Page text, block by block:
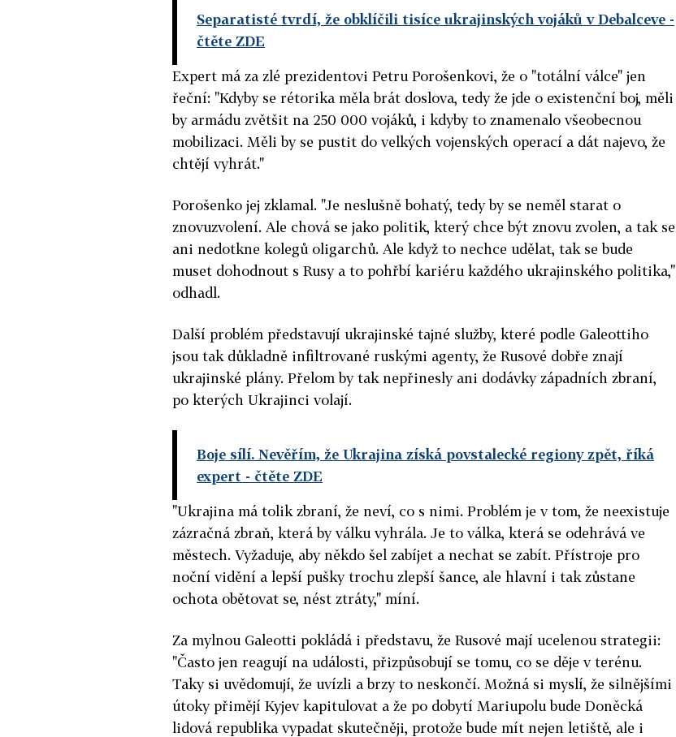
Separatisté tvrdí, že obklíčili tisíce ukrajinských vojáků v Debalceve -
čtěte ZDE
Expert má za zlé prezidentovi Petru Porošenkovi, že o "totální válce" jen
řeční: "Kdyby se rétorika měla brát doslova, tedy že jde o existenční boj, měli
by armádu zvětšit na 250 000 vojáků, i kdyby to znamenalo všeobecnou
mobilizaci. Měli by se pustit do velkých vojenských operací a dát najevo, že
chtějí vyhrát."
Porošenko jej zklamal. "Je neslušně bohatý, tedy by se neměl starat o
znovuzvolení. Ale chová se jako politik, který chce být znovu zvolen, a tak se
ani nedotkne kolegů oligarchů. Ale když to nechce udělat, tak se bude
muset dohodnout s Rusy a to pohřbí kariéru každého ukrajinského politika,"
odhadl.
Další problém představují ukrajinské tajné služby, které podle Galeottiho
jsou tak důkladně infiltrované ruskými agenty, že Rusové dobře znají
ukrajinské plány. Přelom by tak nepřinesly ani dodávky západních zbraní,
po kterých Ukrajinci volají.
Boje sílí. Nevěřím, že Ukrajina získá povstalecké regiony zpět, říká
expert - čtěte ZDE
"Ukrajina má tolik zbraní, že neví, co s nimi. Problém je v tom, že neexistuje
zázračná zbraň, která by válku vyhrála. Je to válka, která se odehrává ve
městech. Vyžaduje, aby někdo šel zabíjet a nechat se zabít. Přístroje pro
noční vidění a lepší pušky trochu zlepší šance, ale hlavní i tak zůstane
ochota obětovat se, nést ztráty," míní.
Za mylnou Galeotti pokládá i představu, že Rusové mají ucelenou strategii:
"Často jen reagují na události, přizpůsobují se tomu, co se děje v terénu.
Taky si uvědomují, že uvízli a brzy to neskončí. Možná si myslí, že silnějšími
útoky přimějí Kyjev kapitulovat a že po dobytí Mariupolu bude Doněcká
lidová republika vypadat skutečněji, protože bude mít nejen letiště, ale i